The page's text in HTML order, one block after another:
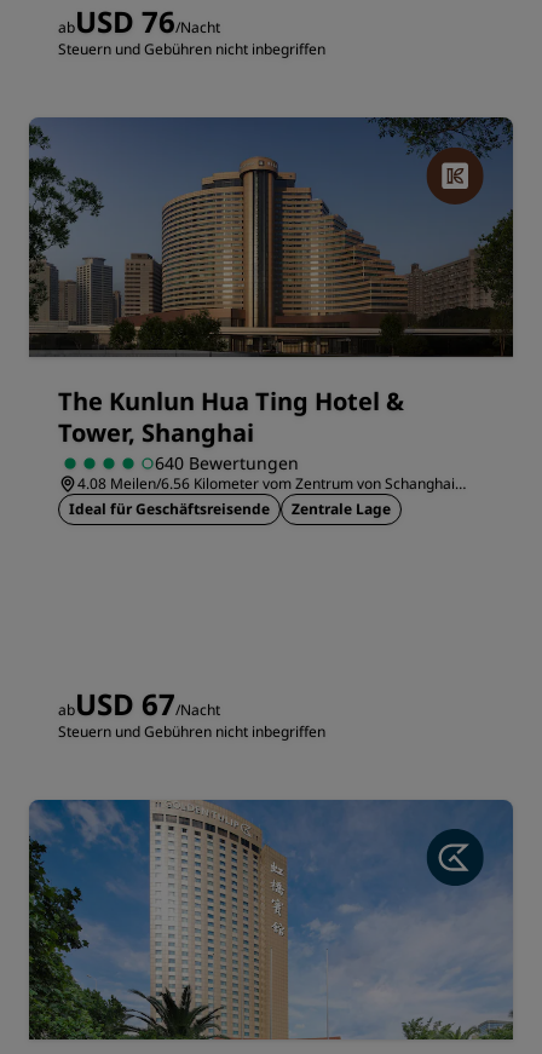
abUSD 76/Nacht
Steuern und Gebühren nicht inbegriffen
The Kunlun Hua Ting Hotel &
Tower, Shanghai
640 Bewertungen
4.08 Meilen/6.56 Kilometer vom Zentrum von Schanghai
entfernt
Ideal für Geschäftsreisende Zentrale Lage
abUSD 67/Nacht
Steuern und Gebühren nicht inbegriffen